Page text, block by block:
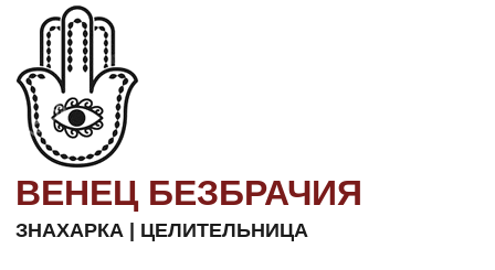
ВЕНЕЦ БЕЗБРАЧИЯ
ЗНАХАРКА | ЦЕЛИТЕЛЬНИЦА